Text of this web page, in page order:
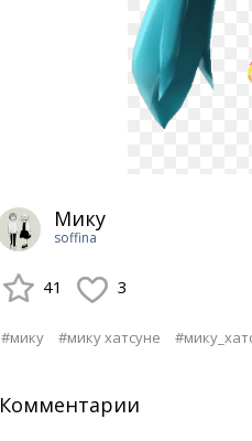
Мику
soffina
41 3
#мику #мику хатсуне
Комментарии